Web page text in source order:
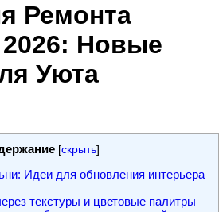
Ремонтa
Новые
Уюта
[скрыть]
Идеи для обновления интерьера
текстуры и цветовые палитры